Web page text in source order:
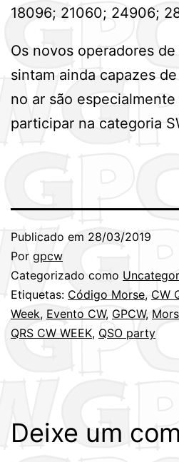
18096; 21060; 24906;
Os novos operadores
sintam ainda capazes
no ar são
participar na categoria
Publicado em 28/03/2019
Por gpcw
Categorizado como
Etiquetas: Código Morse, CW
Week, Evento CW, GPCW,
QRS CW WEEK, QSO party
Deixe um